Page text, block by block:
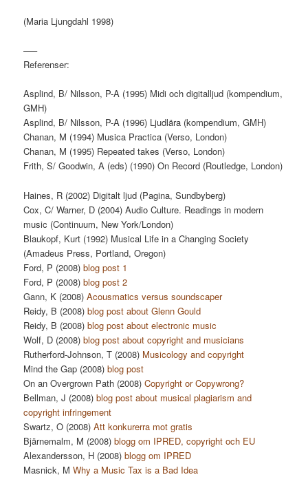
(Maria Ljungdahl 1998)
—–
Referenser:
Asplind, B/ Nilsson, P-A (1995) Midi och digitalljud (kompendium,
GMH)
Asplind, B/ Nilsson, P-A (1996) Ljudlära (kompendium, GMH)
Chanan, M (1994) Musica Practica (Verso, London)
Chanan, M (1995) Repeated takes (Verso, London)
Frith, S/ Goodwin, A (eds) (1990) On Record (Routledge, London)
Haines, R (2002) Digitalt ljud (Pagina, Sundbyberg)
Cox, C/ Warner, D (2004) Audio Culture. Readings in modern
music (Continuum, New York/London)
Blaukopf, Kurt (1992) Musical Life in a Changing Society
(Amadeus Press, Portland, Oregon)
Ford, P (2008)blog post 1
Ford, P (2008)blog post 2
Gann, K (2008)Acousmatics versus soundscaper
Reidy, B (2008)blog post about Glenn Gould
Reidy, B (2008)blog post about electronic music
Wolf, D (2008)blog post about copyright and musicians
Rutherford-Johnson, T (2008) Musicology and copyright
Mind the Gap (2008)blog post
On an Overgrown Path (2008)Copyright or Copywrong?
Bellman, J (2008)blog post about musical plagiarism and
copyright infringement
Swartz, O (2008)Att konkurerra mot gratis
Bjärnemalm, M (2008)blogg om IPRED, copyright och EU
Alexandersson, H (2008)blogg om IPRED
Masnick, MWhy a Music Tax is a Bad Idea